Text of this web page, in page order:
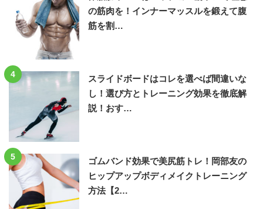
の筋肉を！インナーマッスルを鍛えて腹
筋を割…
4
スライドボードはコレを選べば間違いな
し！選び方とトレーニング効果を徹底解
説！おす…
5
ゴムバンド効果で美尻筋トレ！岡部友の
ヒップアップボディメイクトレーニング
方法【2…